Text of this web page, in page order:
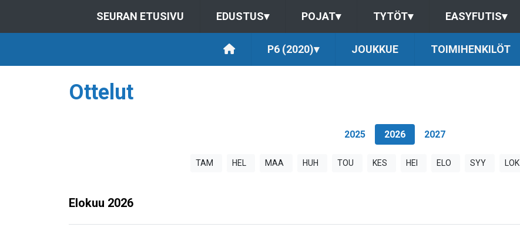
SEURAN ETUSIVU EDUSTUS▾ POJAT▾ TYTÖT▾ EASYFUTIS▾
P6 (2020)▾ JOUKKUE TOIMIHENKILÖT
Ottelut
2025 2026 2027
TAM HEL MAA HUH TOU KES HEI ELO SYY LOK
Elokuu 2026